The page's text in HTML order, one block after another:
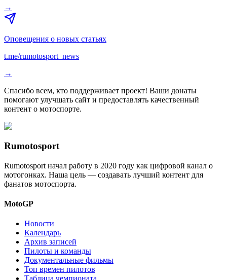
→
Оповещения о новых статьях
t.me/rumotosport_news
→
Спасибо всем, кто поддерживает проект! Ваши донаты
помогают улучшать сайт и предоставлять качественный
контент о мотоспорте.
Rumotosport
Rumotosport начал работу в 2020 году как цифровой канал о
мотогонках. Наша цель — создавать лучший контент для
фанатов мотоспорта.
MotoGP
Новости
Календарь
Архив записей
Пилоты и команды
Документальные фильмы
Топ времен пилотов